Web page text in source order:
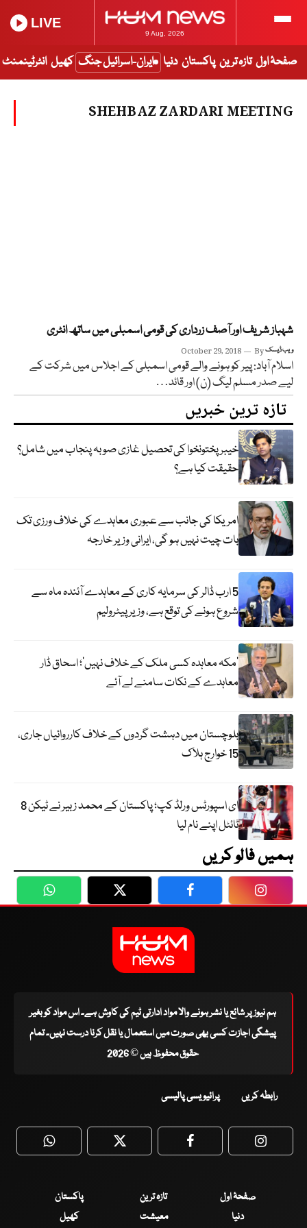
9 Aug, 2026
LIVE
صفحۂ اول تازہ ترین پاکستان دنیا ایران-اسرائیل جنگ کھیل انٹرٹینمنٹ
SHEHBAZ ZARDARI MEETING
شہباز شریف اور آصف زرداری کی قومی اسمبلی میں ساتھ انٹری
October 29, 2018 Byویب ڈیسک
اسلام آباد: پیر کو ہونے والے قومی اسمبلی کے اجلاس میں شرکت کے
لیے صدر مسلم لیگ (ن) اور قائد…
تازہ ترین خبریں
خیبر پختونخوا کی تحصیل غازی صوبہ پنجاب میں شامل؟
حقیقت کیا ہے؟
امریکا کی جانب سے عبوری معاہدے کی خلاف ورزی تک
بات چیت نہیں ہو گی، ایرانی وزیر خارجہ
5 ارب ڈالر کی سرمایہ کاری کے معاہدے آئندہ ماہ سے
شروع ہونے کی توقع ہے، وزیر پیٹرولیم
‘مکہ معاہدہ کسی ملک کے خلاف نہیں’؛ اسحاق ڈار
معاہدے کے نکات سامنے لے آئے
بلوچستان میں دہشت گردوں کے خلاف کارروائیاں جاری،
15 خوارج ہلاک
ای اسپورٹس ورلڈ کپ؛ پاکستان کے محمد زبیر نے ٹیکن 8
ٹائٹل اپنے نام لیا
ہمیں فالو کریں
WhatsApp Twitter Facebook
ہم نیوز پر شائع یا نشر ہونے والا مواد ادارتی ٹیم کی کاوش ہے۔ اس مواد کو بغیر
پیشگی اجازت کسی بھی صورت میں استعمال یا نقل کرنا درست نہیں۔ تمام
حقوق محفوظ ہیں © 2026
رابطہ کریں پرائیویسی پالیسی
WhatsApp Twitter Facebook
صفحۂ اول تازہ ترین
پاکستان
دنیا
معیشت کھیل